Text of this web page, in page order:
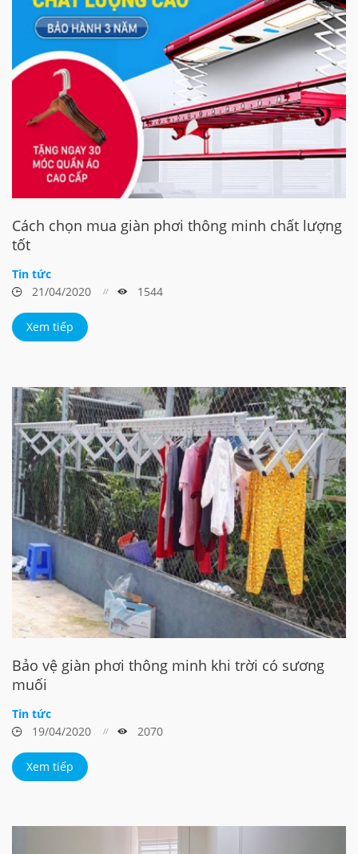
Cách chọn mua giàn phơi thông minh chất lượng
tốt
Tin tức
21/04/2020
1544
Xem tiếp
Bảo vệ giàn phơi thông minh khi trời có sương
muối
Tin tức
19/04/2020
2070
Xem tiếp